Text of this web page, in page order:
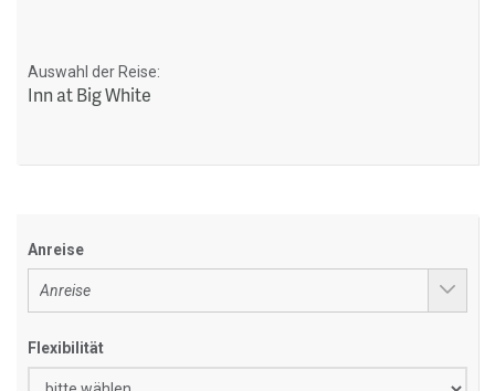
Auswahl der Reise:
Inn at Big White
Anreise
Flexibilität